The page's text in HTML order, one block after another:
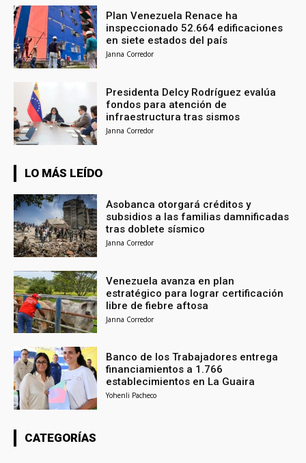
Plan Venezuela Renace ha
inspeccionado 52.664 edificaciones
en siete estados del país
Janna Corredor
Presidenta Delcy Rodríguez evalúa
fondos para atención de
infraestructura tras sismos
Janna Corredor
LO MÁS LEÍDO
Asobanca otorgará créditos y
subsidios a las familias damnificadas
tras doblete sísmico
Janna Corredor
Venezuela avanza en plan
estratégico para lograr certificación
libre de fiebre aftosa
Janna Corredor
Banco de los Trabajadores entrega
financiamientos a 1.766
establecimientos en La Guaira
Yohenli Pacheco
CATEGORÍAS